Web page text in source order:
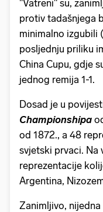
"Vatreni" su,
protiv tadašnjega
minimalno izgubili
posljednju priliku
China Cupu, gdje
jednog remija 1-1.
Dosad je u
Championshipa
od 1872., a 48
svjetski prvaci. Na
reprezentacije
Argentina,
Zanimljivo,